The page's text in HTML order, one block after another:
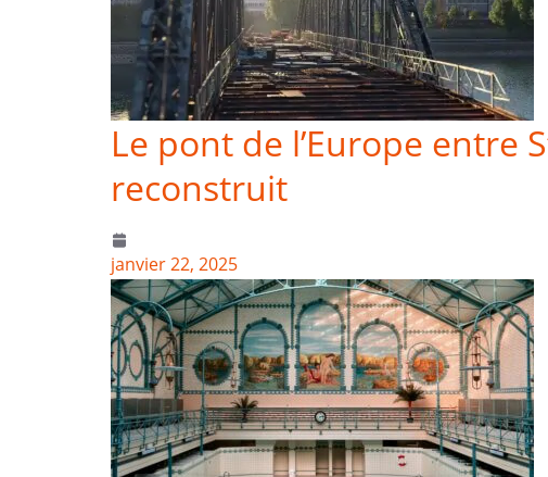
Le pont de l’Europe entre
reconstruit
janvier 22, 2025